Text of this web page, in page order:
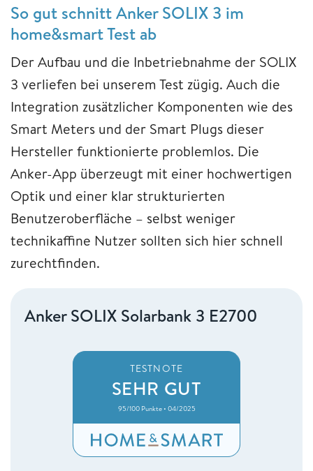
So gut schnitt Anker SOLIX 3 im
home&smart Test ab
Der Aufbau und die Inbetriebnahme der SOLIX
3 verliefen bei unserem Test zügig. Auch die
Integration zusätzlicher Komponenten wie des
Smart Meters und der Smart Plugs dieser
Hersteller funktionierte problemlos. Die
Anker-App überzeugt mit einer hochwertigen
Optik und einer klar strukturierten
Benutzeroberfläche – selbst weniger
technikaffine Nutzer sollten sich hier schnell
zurechtfinden.
Anker SOLIX Solarbank 3 E2700
TESTNOTE
SEHR GUT
95/100 Punkte • 04/2025